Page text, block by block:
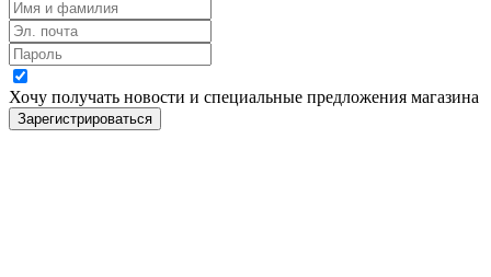
Хочу получать новости и специальные предложения магазина
Зарегистрироваться